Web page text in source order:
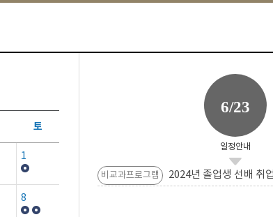
토
1
8
6/23
일정안내
비교과프로그램 2024년 졸업생 선배 취